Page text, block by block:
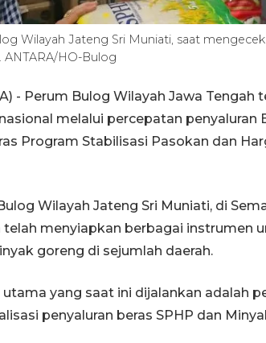
Wilayah Jateng Sri Muniati, saat
ANTARA/HO-Bulog
- Perum Bulog Wilayah Jawa
melalui percepatan penyaluran
Program Stabilisasi Pasokan dan
Wilayah Jateng Sri Muniati, di
telah menyiapkan berbagai instrumen
goreng di sejumlah daerah.
utama yang saat ini dijalankan adalah
penyaluran beras SPHP dan